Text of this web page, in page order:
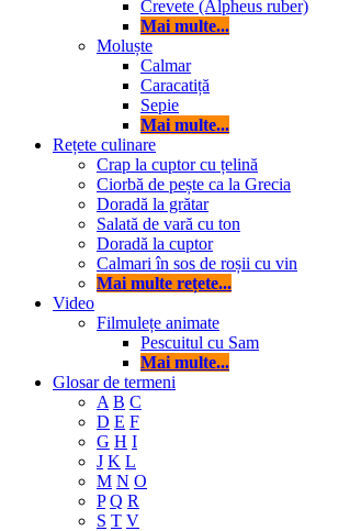
Crevete (Alpheus ruber)
Mai multe...
Moluște
Calmar
Caracatiță
Sepie
Mai multe...
Rețete culinare
Crap la cuptor cu țelină
Ciorbă de pește ca la Grecia
Doradă la grătar
Salată de vară cu ton
Doradă la cuptor
Calmari în sos de roșii cu vin
Mai multe rețete...
Video
Filmulețe animate
Pescuitul cu Sam
Mai multe...
Glosar de termeni
A B C
D E F
G H I
J K L
M N O
P Q R
S T V